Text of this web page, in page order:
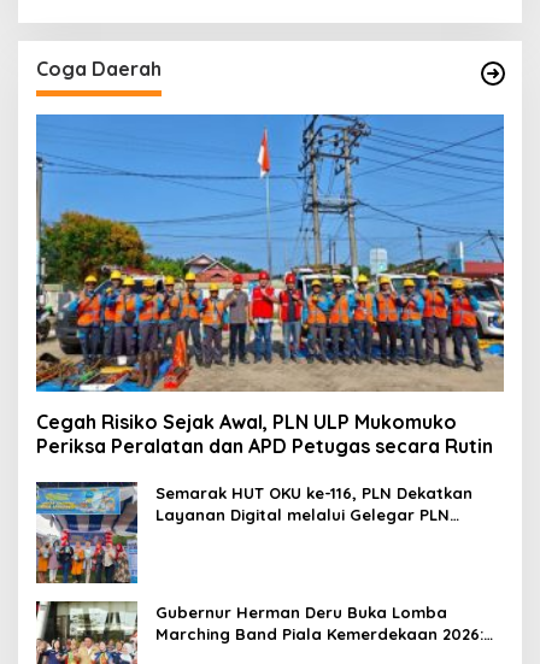
Coga Daerah
Cegah Risiko Sejak Awal, PLN ULP Mukomuko
Periksa Peralatan dan APD Petugas secara Rutin
Semarak HUT OKU ke-116, PLN Dekatkan
Layanan Digital melalui Gelegar PLN
Gubernur Herman Deru Buka Lomba
Marching Band Piala Kemerdekaan 2026: